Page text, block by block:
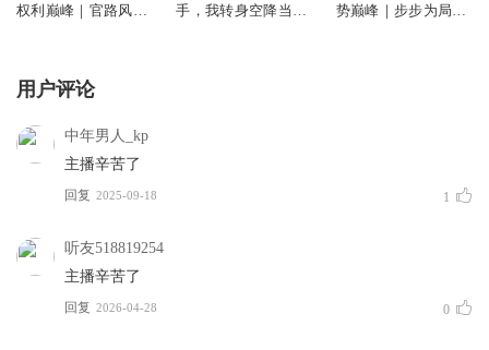
权利巅峰｜官路风云
手，我转身空降当领
势巅峰｜步步为局丨
用户评论
中年男人_kp
主播辛苦了
回复 2025-09-18 1
听友518819254
主播辛苦了
回复 2026-04-28 0